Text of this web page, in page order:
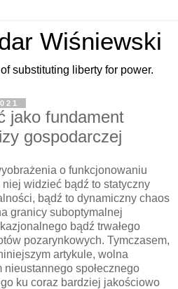
Wiśniewski
substituting liberty for power.
jako fundament
gospodarczej
o funkcjonowaniu
widzieć bądź to statyczny
bądź to dynamiczny chaos
granicy suboptymalnej
bądź trwałego
pozarynkowych. Tymczasem,
artykule, wolna
społecznego
ku coraz bardziej jakościowo